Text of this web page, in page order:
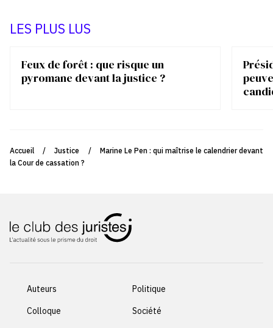
LES PLUS LUS
Feux de forêt : que risque un
pyromane devant la justice ?
Accueil / Justice /
Marine Le Pen : qui maîtrise le calendrier devant
la Cour de cassation ?
Auteurs
Colloque
Politique
Société